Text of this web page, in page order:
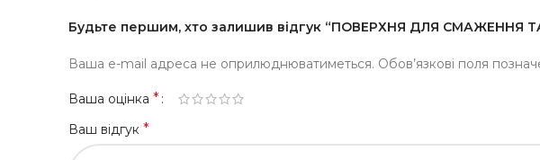
Будьте першим, хто залишив відгук “ПОВЕРХНЯ ДЛЯ СМАЖЕННЯ
Ваша e-mail адреса не оприлюднюватиметься. Обов’язкові поля
Ваша оцінка *
Ваш відгук *